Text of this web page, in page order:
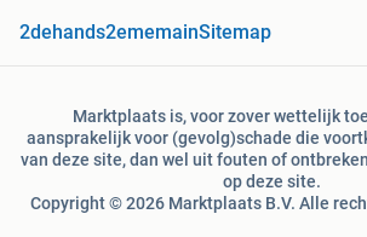
2dehands2ememainSitemap
Marktplaats is, voor zover wettelijk
aansprakelijk voor (gevolg)schade die
van deze site, dan wel uit fouten of
op deze site.
Copyright © 2026 Marktplaats B.V. Alle